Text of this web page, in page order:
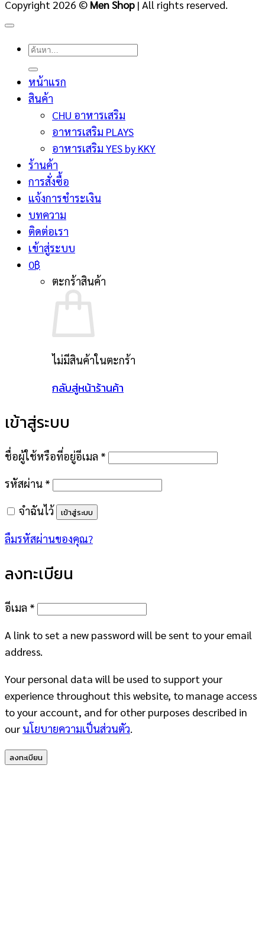
Copyright 2026 © Men Shop | All rights reserved.
ค้นหา:
หน้าแรก
สินค้า
CHU อาหารเสริม
อาหารเสริม PLAYS
อาหารเสริม YES by KKY
ร้านค้า
การสั่งซื้อ
แจ้งการชำระเงิน
บทความ
ติดต่อเรา
เข้าสู่ระบบ
0฿
ตะกร้าสินค้า
ไม่มีสินค้าในตะกร้า
กลับสู่หน้าร้านค้า
เข้าสู่ระบบ
ชื่อผู้ใช้หรือที่อยู่อีเมล * ต้องการ
รหัสผ่าน * ต้องการ
จำฉันไว้ เข้าสู่ระบบ
ลืมรหัสผ่านของคุณ?
ลงทะเบียน
อีเมล * ต้องการ
A link to set a new password will be sent to your email
address.
Your personal data will be used to support your
experience throughout this website, to manage access
to your account, and for other purposes described in
our นโยบายความเป็นส่วนตัว.
ลงทะเบียน